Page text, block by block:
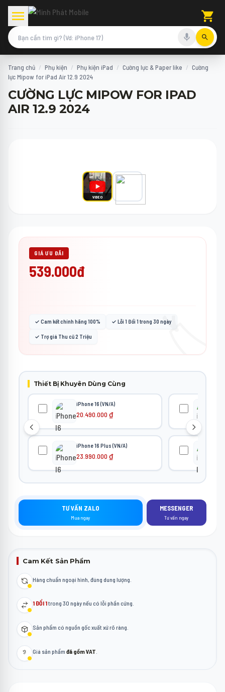
Trang chủ / Phụ kiện / Phụ kiện iPad / Cường lực & Paper like / Cường
lực Mipow for iPad Air 12.9 2024
CƯỜNG LỰC MIPOW FOR IPAD
AIR 12.9 2024
VIDEO
🏷️
GIÁ ƯU ĐÃI
539.000đ
✓ Cam kết chính hãng 100% ✓ Lỗi 1 Đổi 1 trong 30 ngày
✓ Trợ giá Thu cũ 2 Triệu
Thiết Bị Khuyên Dùng Cùng
iPhone 16 (VN/A)
20.490.000 ₫
iPhone 16 Plus (VN/A)
23.990.000 ₫
TƯ VẤN ZALO
Mua ngay
MESSENGER
Tư vấn ngay
Cam Kết Sản Phẩm
Hàng chuẩn ngoại hình, đúng dung lượng.
1 ĐỔI 1trong 30 ngày nếu có lỗi phần cứng.
Sản phẩm có nguồn gốc xuất xứ rõ ràng.
Giá sản phẩm đã gồm VAT